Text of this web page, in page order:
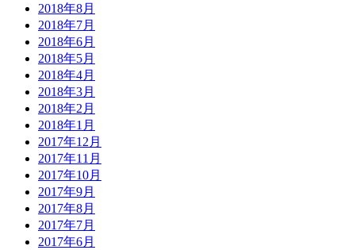
2018年8月
2018年7月
2018年6月
2018年5月
2018年4月
2018年3月
2018年2月
2018年1月
2017年12月
2017年11月
2017年10月
2017年9月
2017年8月
2017年7月
2017年6月